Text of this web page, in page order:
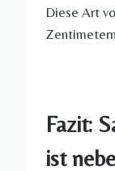
Diese Art
Fazit:
ist